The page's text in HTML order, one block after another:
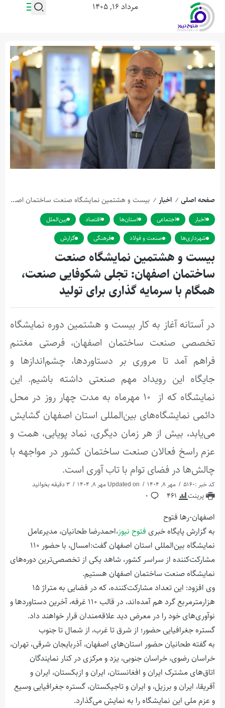
مرداد ۱۶, ۱۴۰۵
صفحه اصلی / اخبار / بیست و هشتمین نمایشگاه صنعت ساختمان اصفهان: تجلی شکوفایی صنعت، همگام با سرمایه گذاری برای تولید
اخبار اجتماعی استان‌ها اقتصاد
بین‌الملل
شهرداری‌ها
صنعت و فولاد فرهنگی گزارش
بیست و هشتمین نمایشگاه صنعت
ساختمان اصفهان: تجلی شکوفایی صنعت،
همگام با سرمایه گذاری برای تولید
در آستانه آغاز به کار بیست و هشتمین دوره نمایشگاه
تخصصی صنعت ساختمان اصفهان، فرصتی مغتنم
فراهم آمد تا مروری بر دستاوردها، چشم‌اندازها و
جایگاه این رویداد مهم صنعتی داشته باشیم. این
نمایشگاه که از ۱۰ مهرماه به مدت چهار روز در محل
دائمی نمایشگاه‌های بین‌المللی استان اصفهان گشایش
می‌یابد، بیش از هر زمان دیگری، نماد پویایی، همت و
عزم راسخ فعالان صنعت ساختمان کشور در مواجهه با
چالش‌ها در فضای توام با تاب آوری است.
کد خبر :5160 مهر 8, 1404
پرینت 461
0
اصفهان-رها فتوح
به گزارش پایگاه خبری فتوح نیوز،احمدرضا طحانیان، مدیرعامل
نمایشگاه بین‌المللی استان اصفهان گفت:امسال، با حضور ۱۱۰
مشارکت‌کننده از سراسر کشور، شاهد یکی از تخصصی‌ترین دوره‌های
نمایشگاه صنعت ساختمان اصفهان هستیم.
وی افزود: این تعداد مشارکت‌کننده، که در فضایی به متراژ ۱۵
هزارمترمربع گرد هم آمده‌اند، در قالب ۱۱۰ غرفه، آخرین دستاوردها و
نوآوری‌های خود را در معرض دید علاقه‌مندان قرار خواهند داد.
گستره جغرافیایی حضور؛ از شرق تا غرب، از شمال تا جنوب
به گفته طحانیان حضور استان‌های اصفهان، آذربایجان شرقی، تهران،
خراسان رضوی، خراسان جنوبی، یزد و مرکزی در کنار نمایندگان
اتاق‌های مشترک ایران و افغانستان، ایران و ازبکستان، ایران و
آفریقا، ایران و برزیل، و ایران و تاجیکستان، گستره جغرافیایی وسیع
و عزم ملی این نمایشگاه را به نمایش می‌گذارد.